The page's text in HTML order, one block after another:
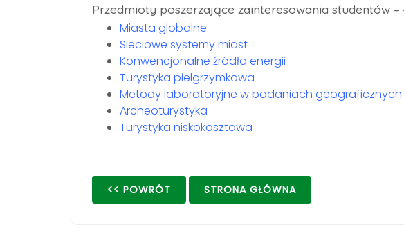
Przedmioty poszerzające zainteresowania studentów –
Miasta globalne
Sieciowe systemy miast
Konwencjonalne źródła energii
Turystyka pielgrzymkowa
Metody laboratoryjne w badaniach geograficznych
Archeoturystyka
Turystyka niskokosztowa
<< POWRÓT STRONA GŁÓWNA